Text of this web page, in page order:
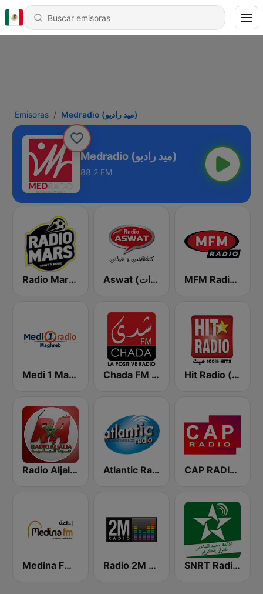
Emisoras Medradio (ميد راديو)
Medradio (ميد راديو)
88.2 FM
Radio Mars (راديو مرس) Aswat (أصوات) MFM Radio (مفم راديو)
Medi 1 Maghreb (ميدى1 مغرب) Chada FM (شدى فم) Hit Radio (هيت راديو)
Radio Aljalia - راديو الجالية Atlantic Radio (أتلانتيك راديو) CAP RADIO MAROC
Medina FM (إذاعة مدينة فم) Radio 2M (راديو 2 م) SNRT Radio Idaat Mohammed Assadiss (السادسة)